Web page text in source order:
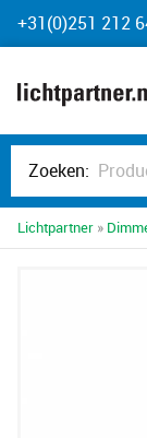
Skip
to
+31(0)251 212
Zoeken:
Lichtpartner »